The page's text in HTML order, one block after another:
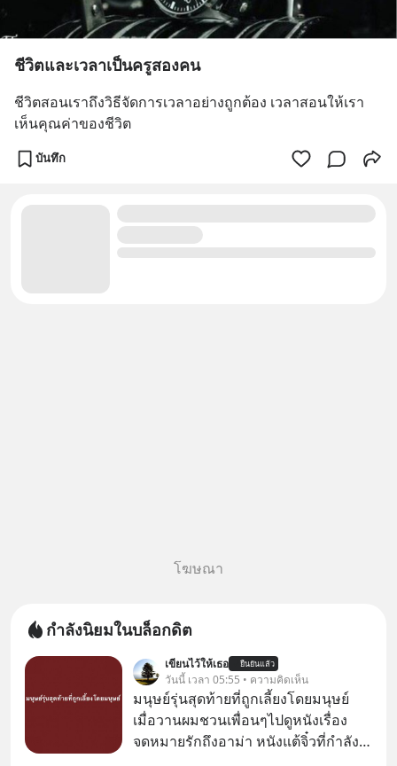
ชีวิตและเวลาเป็นครูสองคน
ชีวิตสอนเราถึงวิธีจัดการเวลาอย่างถูกต้อง เวลาสอนให้เรา
เห็นคุณค่าของชีวิต
บันทึก
โฆษณา
กำลังนิยมในบล็อกดิต
เขียนไว้ให้เธอ ยืนยันแล้ว
วันนี้ เวลา 05:55 • ความคิดเห็น
มนุษย์รุ่นสุดท้ายที่ถูกเลี้ยงโดยมนุษย์
เมื่อวานผมชวนเพื่อนๆไปดูหนังเรื่อง
จดหมายรักถึงอาม่า หนังแต้จิ๋วที่กำลัง